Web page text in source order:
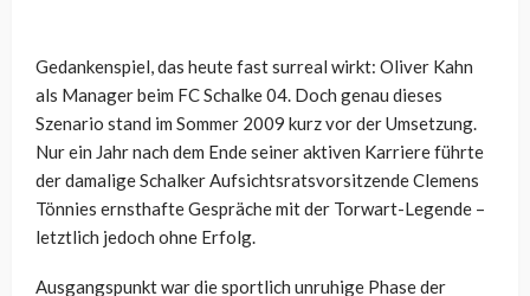
Gedankenspiel, das heute fast surreal wirkt: Oliver Kahn
als Manager beim FC Schalke 04. Doch genau dieses
Szenario stand im Sommer 2009 kurz vor der Umsetzung.
Nur ein Jahr nach dem Ende seiner aktiven Karriere führte
der damalige Schalker Aufsichtsratsvorsitzende Clemens
Tönnies ernsthafte Gespräche mit der Torwart-Legende –
letztlich jedoch ohne Erfolg.
Ausgangspunkt war die sportlich unruhige Phase der